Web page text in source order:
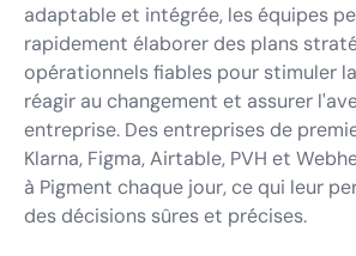
adaptable et intégrée, les équipes
rapidement élaborer des plans
opérationnels fiables pour stimuler
réagir au changement et assurer
entreprise. Des entreprises de
Klarna, Figma, Airtable, PVH et
à Pigment chaque jour, ce qui leur
des décisions sûres et précises.